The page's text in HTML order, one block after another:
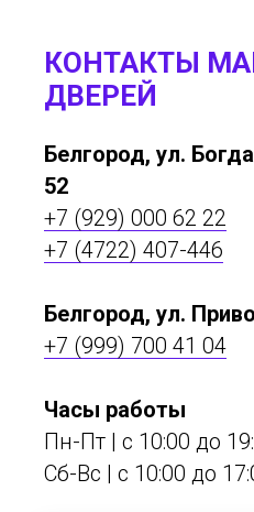
КОНТАКТЫ
ДВЕРЕЙ
Белгород, ул.
52
+7 (929) 000 62 22
+7 (4722) 407-446
Белгород, ул.
+7 (999) 700 41 04
Часы работы
Пн-Пт | с 10:00 до
Сб-Вс | c 10:00 до